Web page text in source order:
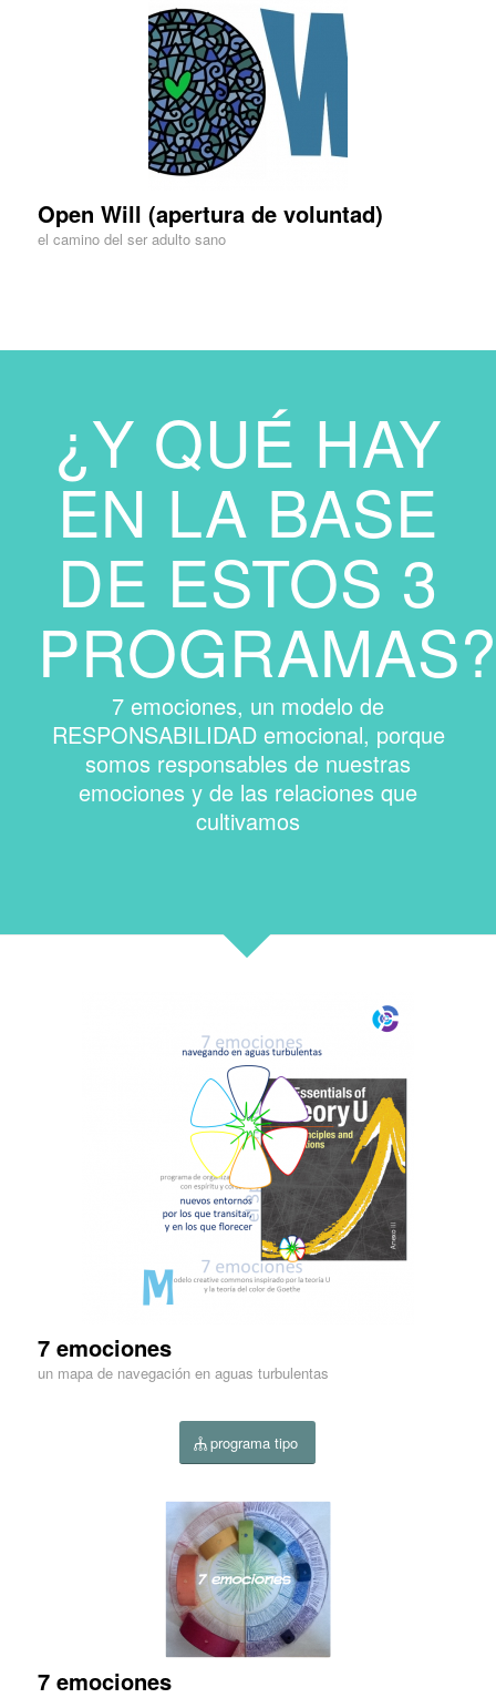
Open Will (apertura de voluntad)
el camino del ser adulto sano
¿Y QUÉ HAY
EN LA BASE
DE ESTOS 3
PROGRAMAS?
7 emociones, un modelo de
RESPONSABILIDAD emocional, porque
somos responsables de nuestras
emociones y de las relaciones que
cultivamos
7 emociones
un mapa de navegación en aguas turbulentas
programa tipo
7 emociones